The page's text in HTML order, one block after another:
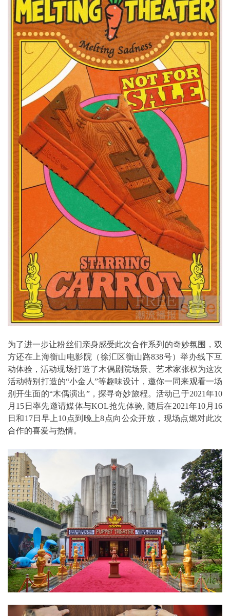
为了进一步让粉丝们亲身感受此次合作系列的奇妙氛围，双
方还在上海衡山电影院（徐汇区衡山路838号）举办线下互
动体验，活动现场打造了木偶剧院场景、艺术家张权为这次
活动特别打造的“小金人”等趣味设计，邀你一同来观看一场
别开生面的“木偶演出”，探寻奇妙旅程。活动已于2021年10
月15日率先邀请媒体与KOL抢先体验, 随后在2021年10月16
日和17日早上10点到晚上8点向公众开放，现场点燃对此次
合作的喜爱与热情。